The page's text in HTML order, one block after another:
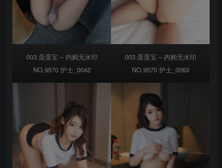
003.蛋蛋宝 – 内购无水印
NO.9570 护士_0042
003.蛋蛋宝 – 内购无水印
NO.9570 护士_0063